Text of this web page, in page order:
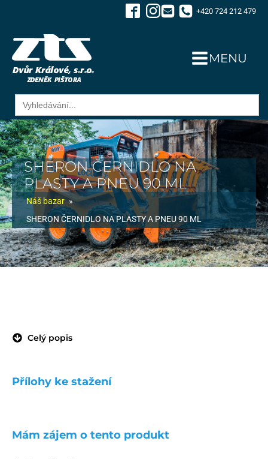
+420 724 212 479
MENU
Search
for:
SHERON ČERNIDLO NA
PLASTY A PNEU 90 ML
Náš bazar »
SHERON ČERNIDLO NA PLASTY A PNEU 90 ML
Celý popis
Přílohy ke stažení
Mám zájem o tento produkt